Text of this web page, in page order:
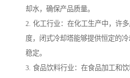
却水，确保产品质量。
2. 化工行业：在化工生产中，许
度，闭式冷却塔能够提供恒定的
稳定。
3. 食品饮料行业：在食品加工和